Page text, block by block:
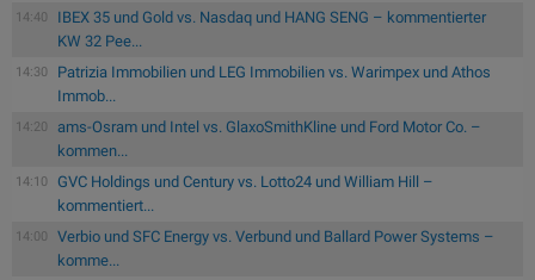
14:40
IBEX 35 und Gold vs. Nasdaq und HANG SENG – kommentierter
KW 32 Pee...
14:30
Patrizia Immobilien und LEG Immobilien vs. Warimpex und Athos
Immob...
14:20
ams-Osram und Intel vs. GlaxoSmithKline und Ford Motor Co. –
kommen...
14:10
GVC Holdings und Century vs. Lotto24 und William Hill –
kommentiert...
14:00
Verbio und SFC Energy vs. Verbund und Ballard Power Systems –
komme...